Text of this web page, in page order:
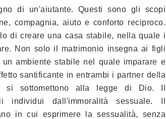
di un'aiutante. Questi sono gli scopi
compagnia, aiuto e conforto reciproco.
di creare una casa stabile, nella quale i
Non solo il matrimonio insegna ai figli
ambiente stabile nel quale imparare e
santificante in entrambi i partner della
si sottomettono alla legge di Dio. Il
individui dall'immoralità sessuale. Il
in cui esprimere la sessualità, senza